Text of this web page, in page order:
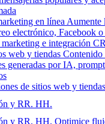
en línea Aumente
electrónico, Facebook
e integración
web y tiendas Contenido
generadas por IA,
de sitios web y
y RR. HH.
y RR. HH. Optimice